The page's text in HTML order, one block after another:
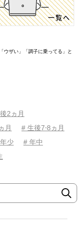
2ヵ月
月
# 生後7⋅8ヵ月
少
# 年中